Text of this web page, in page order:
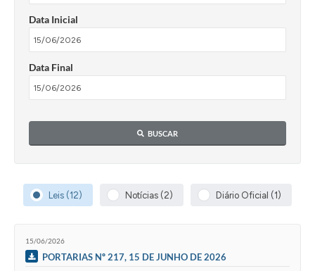
Data Inicial
Data Final
BUSCAR
Leis (12) Notícias (2) Diário Oficial (1)
15/06/2026
PORTARIAS Nº 217, 15 DE JUNHO DE 2026